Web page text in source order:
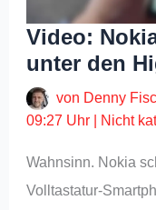
Video:
unter den
von Denny
09:27 Uhr
Nicht
Wahnsinn. Nokia
Volltastatur-